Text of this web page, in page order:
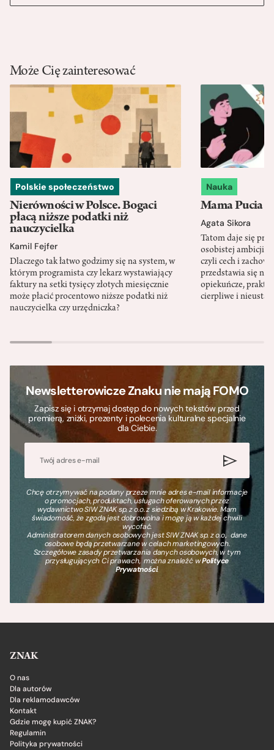
Może Cię zainteresować
Polskie społeczeństwo
Nierówności w Polsce. Bogaci
płacą niższe podatki niż
nauczycielka
Kamil Fejfer
Dlaczego tak łatwo godzimy się na system, w
którym programista czy lekarz wystawiający
faktury na setki tysięcy złotych miesięcznie
może płacić procentowo niższe podatki niż
nauczycielka czy urzędniczka?
Nauka
Mama Pucia
Agata Sikora
Tatom daje się
osobistej ambicji,
czyli cech i
przedstawia się
opiekuńcze,
cierpliwe i
Newsletterowicze Znaku nie mają FOMO
Zapisz się i otrzymaj dostęp do nowych tekstów przed
premierą, zniżki, prezenty i polecenia kulturalne specjalnie
dla Ciebie.
Chcę otrzymywać na podany przeze mnie adres e-mail informacje
o promocjach, produktach, usługach oferowanych przez
wydawnictwo SIW ZNAK sp. z o.o. z siedzibą w Krakowie. Mam
świadomość, że zgoda jest dobrowolna i mogę ją w każdej chwili
wycofać.
Administratorem danych osobowych jest SIW ZNAK sp. z o.o., dane
osobowe będą przetwarzane w celach marketingowych.
Szczegółowe zasady przetwarzania danych osobowych, w tym
przysługujących Ci prawach, można znaleźć wPolityce
Prywatności.
ZNAK
O nas
Dla autorów
Dla reklamodawców
Kontakt
Gdzie mogę kupić ZNAK?
Regulamin
Polityka prywatności